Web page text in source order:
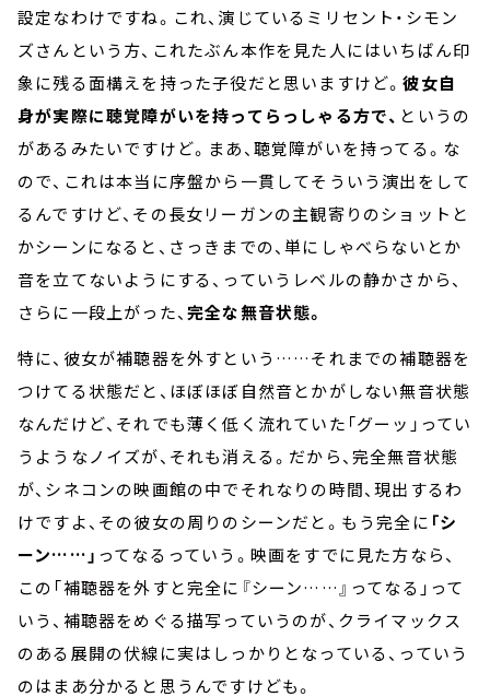
設定なわけですね。これ、演じているミリセント・シモン
ズさんという方、これたぶん本作を見た人にはいちばん印
象に残る面構えを持った子役だと思いますけど。彼女自
身が実際に聴覚障がいを持ってらっしゃる方で、 というの
があるみたいですけど。まあ、聴覚障がいを持ってる。な
ので、これは本当に序盤から一貫してそういう演出をして
るんですけど、その長女リーガンの主観寄りのショットと
かシーンになると、さっきまでの、単にしゃべらないとか
音を立てないようにする、っていうレベルの静かさから、
さらに一段上がった、 完全な無音状態。
特に、彼女が補聴器を外すという……それまでの補聴器を
つけてる状態だと、ほぼほぼ自然音とかがしない無音状態
なんだけど、それでも薄く低く流れていた「グーッ」ってい
うようなノイズが、それも消える。だから、完全無音状態
が、シネコンの映画館の中でそれなりの時間、現出するわ
けですよ、その彼女の周りのシーンだと。もう完全に 「シ
ーン……」 ってなるっていう。映画をすでに見た方なら、
この「補聴器を外すと完全に『シーン……』ってなる」って
いう、補聴器をめぐる描写っていうのが、クライマックス
のある展開の伏線に実はしっかりとなっている、っていう
のはまあ分かると思うんですけども。